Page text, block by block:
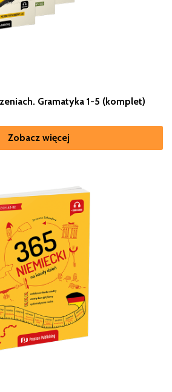
Gramatyka 1-5 (komplet)
Zobacz więcej